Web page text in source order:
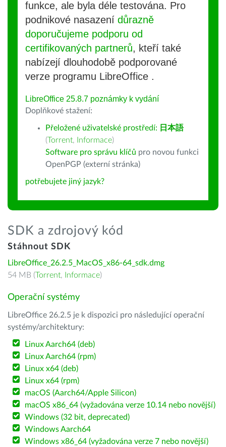
funkce, ale byla déle testována. Pro
podnikové nasazení důrazně
doporučujeme podporu od
certifikovaných partnerů, kteří také
nabízejí dlouhodobě podporované
verze programu LibreOffice .
LibreOffice 25.8.7 poznámky k vydání
Doplňkové stažení:
Přeložené uživatelské prostředí: 日本語
(Torrent, Informace)
Software pro správu klíčů pro novou funkci
OpenPGP (externí stránka)
potřebujete jiný jazyk?
SDK a zdrojový kód
Stáhnout SDK
LibreOffice_26.2.5_MacOS_x86-64_sdk.dmg
54 MB (Torrent, Informace)
Operační systémy
LibreOffice 26.2.5 je k dispozici pro následující operační
systémy/architektury:
Linux Aarch64 (deb)
Linux Aarch64 (rpm)
Linux x64 (deb)
Linux x64 (rpm)
macOS (Aarch64/Apple Silicon)
macOS x86_64 (vyžadována verze 10.14 nebo novější)
Windows (32 bit, deprecated)
Windows Aarch64
Windows x86_64 (vyžadována verze 7 nebo novější)